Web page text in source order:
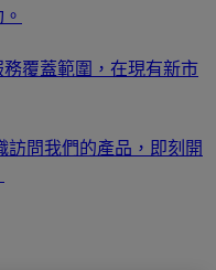
覆蓋範圍，在現有新市
訪問我們的產品，即刻開